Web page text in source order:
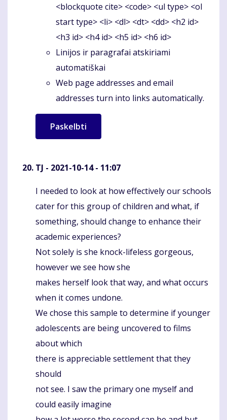
<blockquote cite> <code> <ul type> <ol
start type> <li> <dl> <dt> <dd> <h2 id>
<h3 id> <h4 id> <h5 id> <h6 id>
Linijos ir paragrafai atskiriami
automatiškai
Web page addresses and email
addresses turn into links automatically.
TJ - 2021-10-14 - 11:07
Komentaras
I needed to look at how effectively our schools
cater for this group of children and what, if
something, should change to enhance their
academic experiences?
Not solely is she knock-lifeless gorgeous,
however we see how she
makes herself look that way, and what occurs
when it comes undone.
We chose this sample to determine if younger
adolescents are being uncovered to films
about which
there is appreciable settlement that they
should
not see. I saw the primary one myself and
could easily imagine